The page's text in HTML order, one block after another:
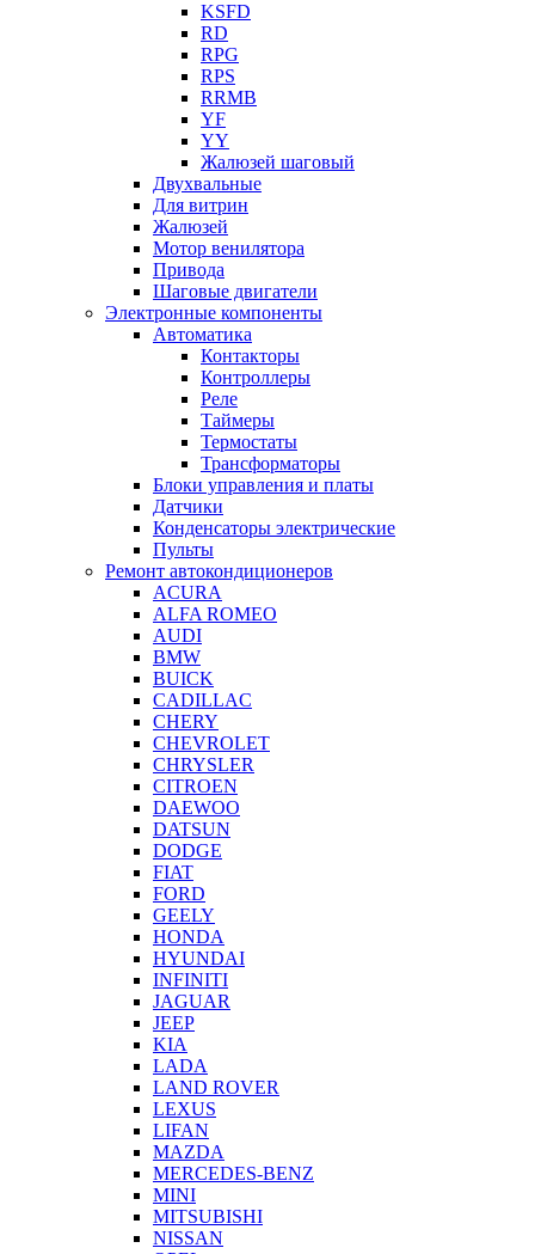
KSFD
RD
RPG
RPS
RRMB
YF
YY
Жалюзей шаговый
Двухвальные
Для витрин
Жалюзей
Мотор венилятора
Привода
Шаговые двигатели
Электронные компоненты
Автоматика
Контакторы
Контроллеры
Реле
Таймеры
Термостаты
Трансформаторы
Блоки управления и платы
Датчики
Конденсаторы электрические
Пульты
Ремонт автокондиционеров
ACURA
ALFA ROMEO
AUDI
BMW
BUICK
CADILLAC
CHERY
CHEVROLET
CHRYSLER
CITROEN
DAEWOO
DATSUN
DODGE
FIAT
FORD
GEELY
HONDA
HYUNDAI
INFINITI
JAGUAR
JEEP
KIA
LADA
LAND ROVER
LEXUS
LIFAN
MAZDA
MERCEDES-BENZ
MINI
MITSUBISHI
NISSAN